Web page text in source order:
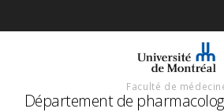
Faculté de
Département de